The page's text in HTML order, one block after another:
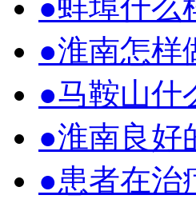
●蚌埠什么
●淮南怎样
●马鞍山什
●淮南良好
●患者在治